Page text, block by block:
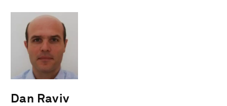
Dan Raviv